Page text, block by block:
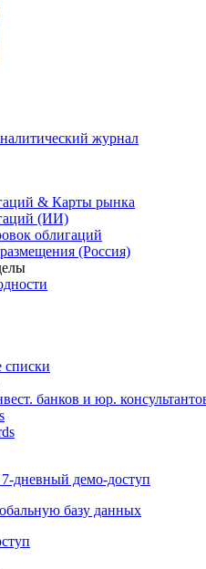
журнал
& Карты рынка
(ИИ)
облигаций
(Россия)
банков и юр. консультантов
7-дневный